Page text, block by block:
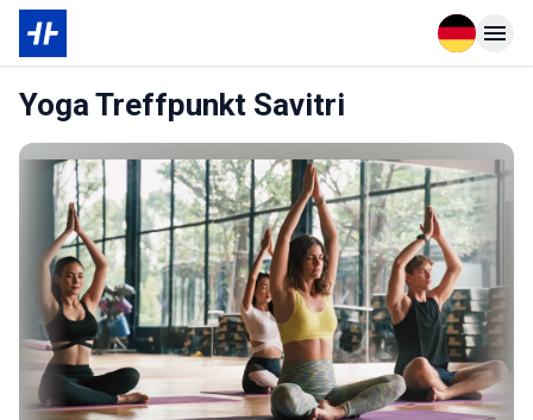
OpenOpen
Yoga Treffpunkt Savitri